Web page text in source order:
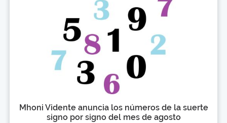
Mhoni Vidente anuncia los números de la suerte
signo por signo del mes de agosto